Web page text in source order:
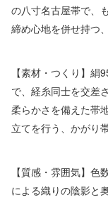
の八寸名古屋帯で、
締め心地を併せ持つ
【素材・つくり】
で、経糸同士を交差
柔らかさを備えた帯
立てを行う、かがり
【質感・雰囲気】
による織りの陰影と